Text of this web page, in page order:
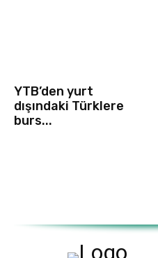
YTB’den yurt
dışındaki Türklere
burs...